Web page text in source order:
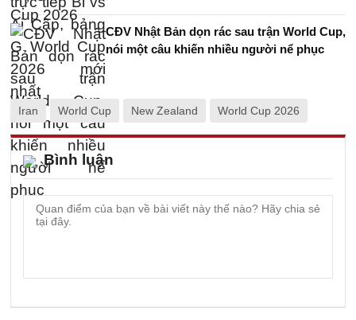
CĐV Nhật Bản dọn rác sau trận World Cup,
nói một câu khiến nhiều người nể phục
Iran World Cup New Zealand World Cup 2026
Bình luận